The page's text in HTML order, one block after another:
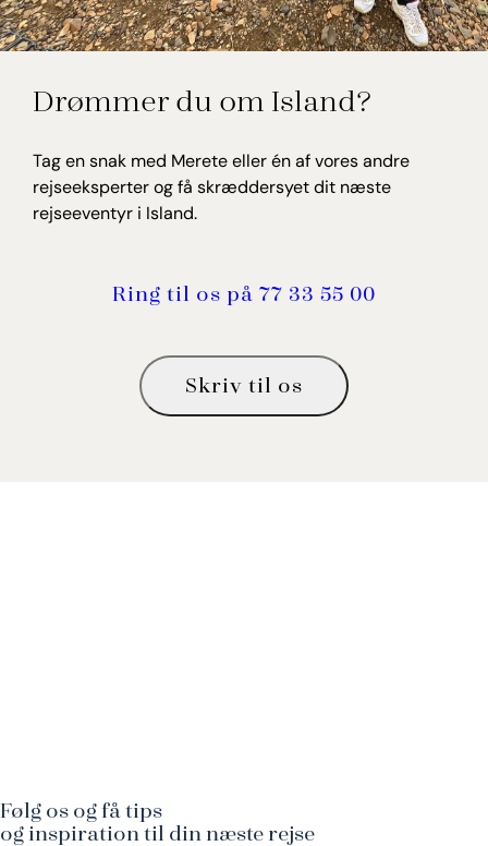
Merete Bach Kristensen
Drømmer du om Island?
Tag en snak med Merete eller én af vores andre
rejseeksperter og få skræddersyet dit næste
rejseeventyr i Island.
Ring til os på 77 33 55 00
Skriv til os
Følg os og få tips
og inspiration til din næste rejse